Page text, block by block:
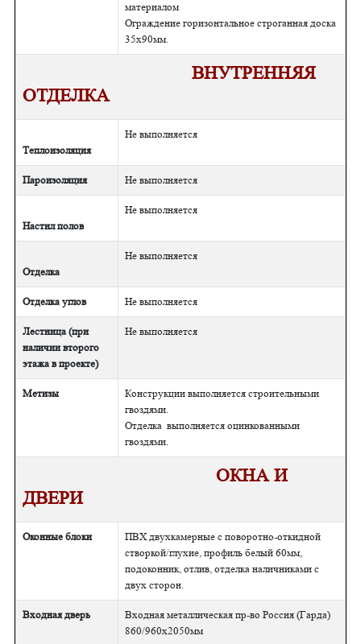
материалом
Ограждение горизонтальное строганная доска
35х90мм.
ВНУТРЕННЯЯ
ОТДЕЛКА
Теплоизоляция
Не выполняется
Пароизоляция Не выполняется
Настил полов
Не выполняется
Отделка
Не выполняется
Отделка углов Не выполняется
Лестница (при
наличии второго
этажа в проекте)
Не выполняется
Метизы
Конструкции выполняется строительными
гвоздями.
Отделка выполняется оцинкованными
гвоздями.
ОКНА И
ДВЕРИ
Оконные блоки
ПВХ двухкамерные с поворотно-откидной
створкой/глухие, профиль белый 60мм,
подоконник, отлив, отделка наличниками с
двух сторон.
Входная дверь
Входная металлическая пр-во Россия (Гарда)
860/960х2050мм